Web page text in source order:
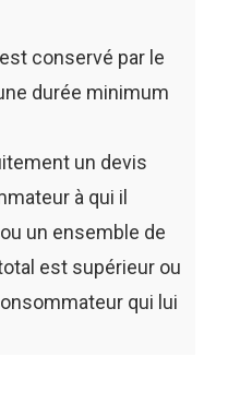
conservé par le
durée minimum
un devis
à qui il
un ensemble de
est supérieur ou
qui lui